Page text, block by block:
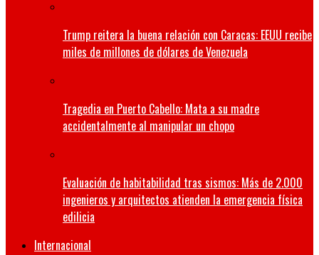
Trump reitera la buena relación con Caracas: EEUU recibe
miles de millones de dólares de Venezuela
Tragedia en Puerto Cabello: Mata a su madre
accidentalmente al manipular un chopo
Evaluación de habitabilidad tras sismos: Más de 2.000
ingenieros y arquitectos atienden la emergencia física
edilicia
Internacional